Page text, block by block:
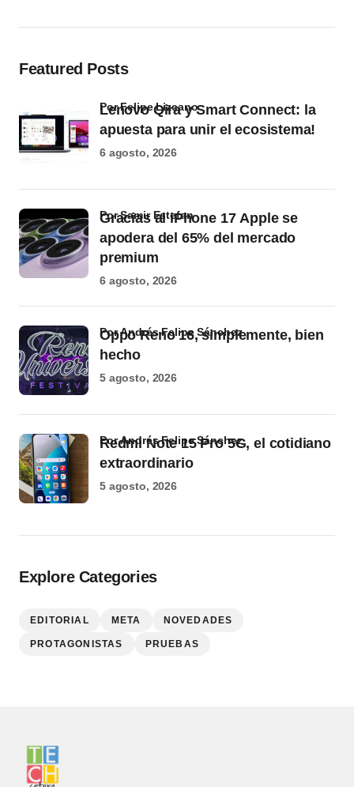
Featured Posts
Lenovo Qira y Smart Connect: la
apuesta para unir el ecosistema!
por Felipe Lizcano
6 agosto, 2026
Gracias al iPhone 17 Apple se
apodera del 65% del mercado
premium
por Samir Estefan
6 agosto, 2026
Oppo Reno 16, simplemente, bien
hecho
por Andrés Felipe Sánchez
5 agosto, 2026
Redmi Note 15 Pro 5G, el cotidiano
extraordinario
por Andrés Felipe Sánchez
5 agosto, 2026
Explore Categories
EDITORIAL META NOVEDADES
PROTAGONISTAS PRUEBAS